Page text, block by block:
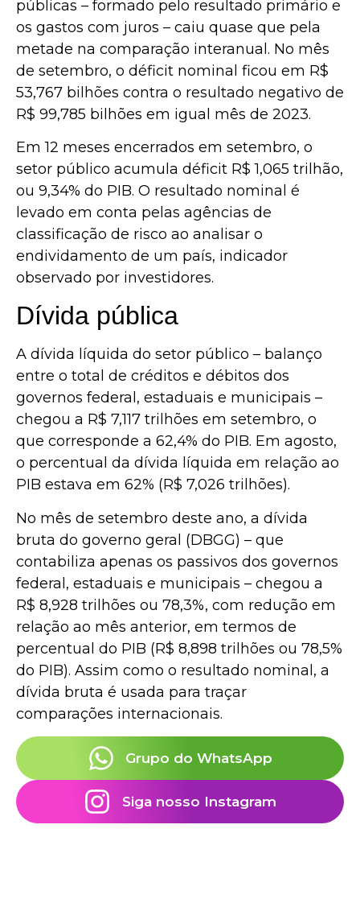
públicas – formado pelo resultado primário e
os gastos com juros – caiu quase que pela
metade na comparação interanual. No mês
de setembro, o déficit nominal ficou em R$
53,767 bilhões contra o resultado negativo de
R$ 99,785 bilhões em igual mês de 2023.
Em 12 meses encerrados em setembro, o
setor público acumula déficit R$ 1,065 trilhão,
ou 9,34% do PIB. O resultado nominal é
levado em conta pelas agências de
classificação de risco ao analisar o
endividamento de um país, indicador
observado por investidores.
Dívida pública
A dívida líquida do setor público – balanço
entre o total de créditos e débitos dos
governos federal, estaduais e municipais –
chegou a R$ 7,117 trilhões em setembro, o
que corresponde a 62,4% do PIB. Em agosto,
o percentual da dívida líquida em relação ao
PIB estava em 62% (R$ 7,026 trilhões).
No mês de setembro deste ano, a dívida
bruta do governo geral (DBGG) – que
contabiliza apenas os passivos dos governos
federal, estaduais e municipais – chegou a
R$ 8,928 trilhões ou 78,3%, com redução em
relação ao mês anterior, em termos de
percentual do PIB (R$ 8,898 trilhões ou 78,5%
do PIB). Assim como o resultado nominal, a
dívida bruta é usada para traçar
comparações internacionais.
Grupo do WhatsApp
Siga nosso Instagram